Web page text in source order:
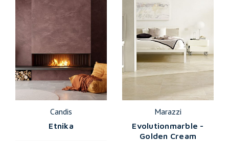
Candis
Etnika
Marazzi
Evolutionmarble -
Golden Cream